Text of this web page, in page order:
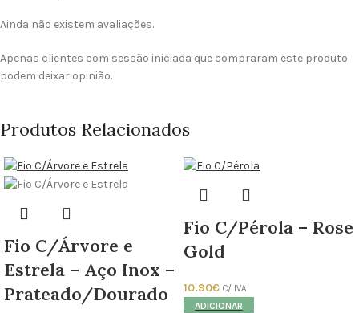
Ainda não existem avaliações.
Apenas clientes com sessão iniciada que compraram este produto
podem deixar opinião.
Produtos Relacionados
Fio C/Árvore e
Estrela – Aço Inox –
Prateado/Dourado
Fio C/Pérola – Rose
Gold
10.90€ C/ IVA
ADICIONAR